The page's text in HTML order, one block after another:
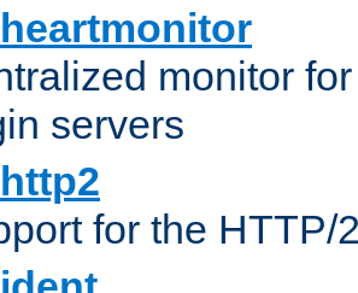
monitor
servers
for the HTTP/